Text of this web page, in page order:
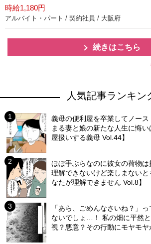
時給1,180円
アルバイト・パート / 契約社員 / 大阪府
続きはこちら
人気記事ランキン
義母の便利屋を卒業してノー
まる妻と娘の新たな人生に悔
屋扱いする義母 Vol.44】
ほぼ手ぶらなのに彼女の荷物
理解できないけど楽しまない
なたが理解できません Vol.8】
「あら、ごめんなさいね？」
ないでしょ…！ 私の畑に平然
視？悪意？その行動にモヤモ